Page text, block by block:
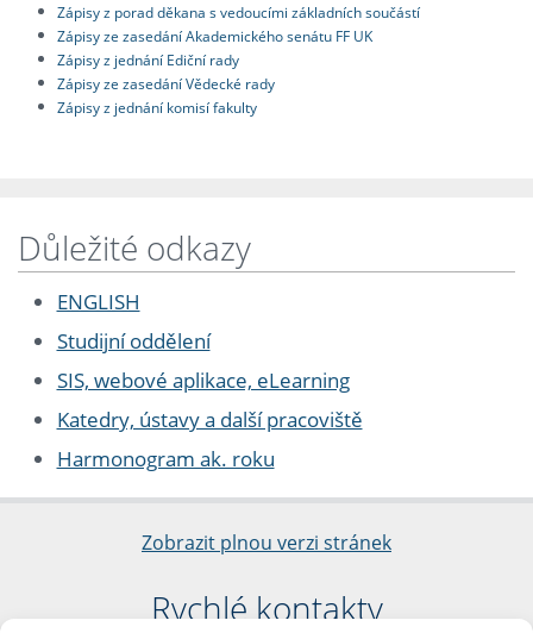
Zápisy z porad děkana s vedoucími základních součástí
Zápisy ze zasedání Akademického senátu FF UK
Zápisy z jednání Ediční rady
Zápisy ze zasedání Vědecké rady
Zápisy z jednání komisí fakulty
Důležité odkazy
ENGLISH
Studijní oddělení
SIS, webové aplikace, eLearning
Katedry, ústavy a další pracoviště
Harmonogram ak. roku
Zobrazit plnou verzi stránek
Rychlé kontakty